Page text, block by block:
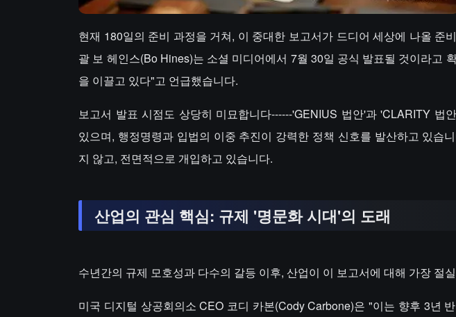
현재 180일의 준비 과정을 거쳐, 이 중대한 보고서가 드디어 세상에 나올 준
괄 보 헤인스(Bo Hines)는 소셜 미디어에서 7월 30일 공식 발표될 것이라고
을 이끌고 있다"고 언급했습니다.
보고서 발표 시점도 상당히 미묘합니다------'GENIUS 법안'과 'CLARITY 법
있으며, 행정명령과 입법의 이중 추진이 강력한 정책 신호를 발산하고 있습
지 않고, 전면적으로 개입하고 있습니다.
산업의 관심 핵심: 규제 '명문화 시대'의 도래
수년간의 규제 모호성과 다수의 갈등 이후, 산업이 이 보고서에 대해 가장 절
미국 디지털 상공회의소 CEO 코디 카본(Cody Carbone)은 "이는 향후 3년